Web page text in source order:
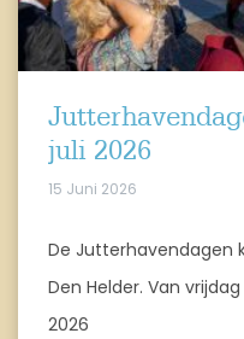
juli 2026
15 Juni 2026
De Jutterhavendagen
Den Helder. Van
2026